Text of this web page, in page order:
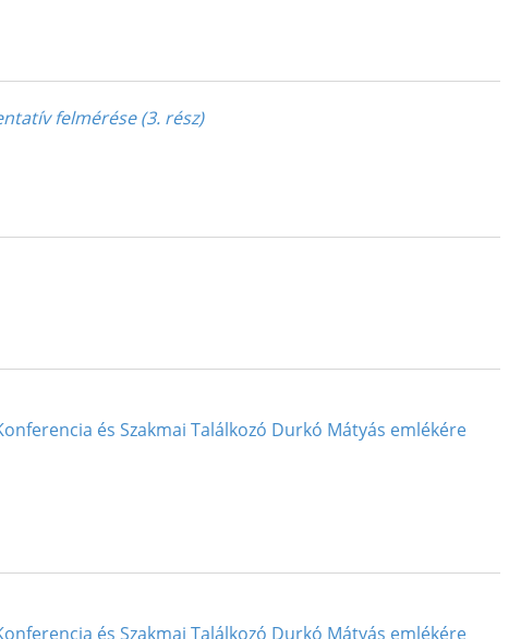
felmérése (3. rész)
és Szakmai Találkozó Durkó Mátyás emlékére
és Szakmai Találkozó Durkó Mátyás emlékére